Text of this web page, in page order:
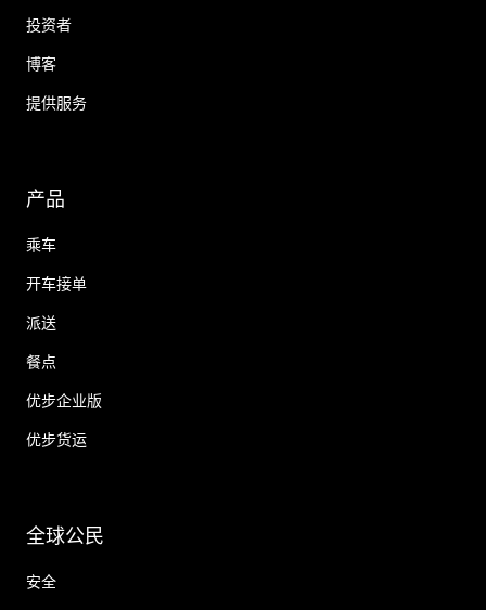
投资者
博客
提供服务
产品
乘车
开车接单
派送
餐点
优步企业版
优步货运
全球公民
安全